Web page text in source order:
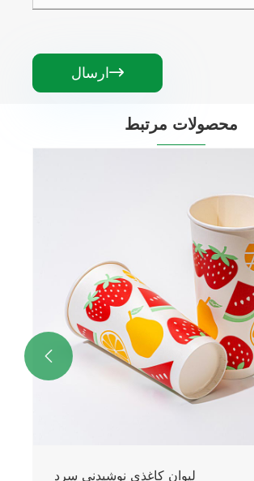
ارسال 
محصولات مرتبط
